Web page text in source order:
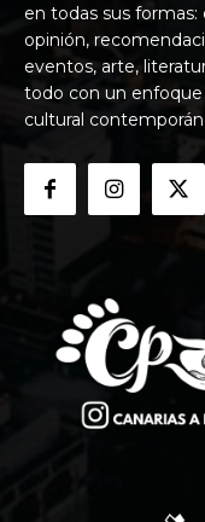
en todas sus
opinión,
eventos, arte,
todo con un enfoque
cultural